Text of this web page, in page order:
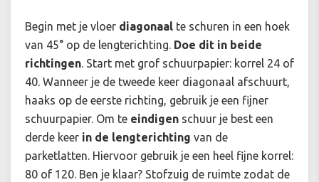
Begin met je vloer diagonaal te schuren in een hoek
van 45° op de lengterichting. Doe dit in beide
richtingen. Start met grof schuurpapier: korrel 24 of
40. Wanneer je de tweede keer diagonaal afschuurt,
haaks op de eerste richting, gebruik je een fijner
schuurpapier. Om te eindigen schuur je best een
derde keer in de lengterichting van de
parketlatten. Hiervoor gebruik je een heel fijne korrel:
80 of 120. Ben je klaar? Stofzuig de ruimte zodat de